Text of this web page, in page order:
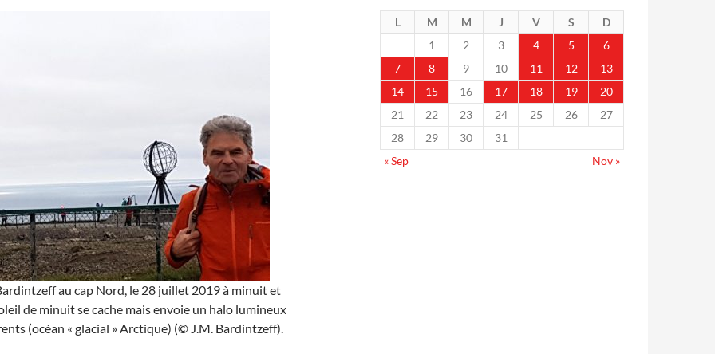
au cap Nord, le 28 juillet 2019 à minuit et
de minuit se cache mais envoie un halo lumineux
(océan « glacial » Arctique) (© J.M. Bardintzeff).
L M M J V S
D
1
2 3 4 5
6
7
8 9 10 11 12
13
14
15 16 17 18 19
20
21
22 23 24 25 26
27
28
29 30
31
« Sep
Nov »